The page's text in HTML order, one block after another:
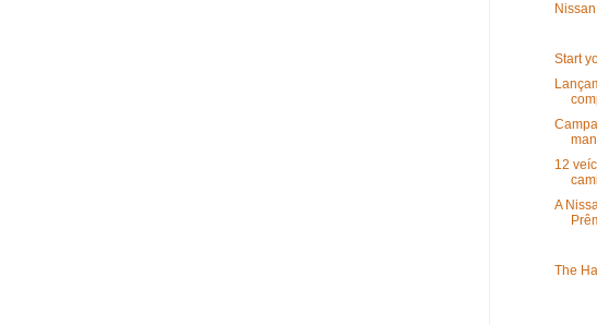
Start
12
A
The